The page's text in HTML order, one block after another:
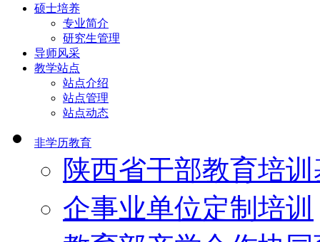
硕士培养
专业简介
研究生管理
导师风采
教学站点
站点介绍
站点管理
站点动态
非学历教育
陕西省干部教育培
企事业单位定制培训